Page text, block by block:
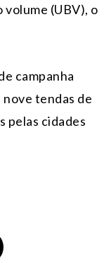
(UBV), o
campanha
nove tendas de
pelas cidades